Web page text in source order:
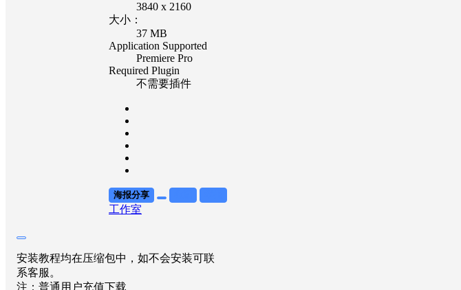
3840 x 2160
大小：
37 MB
Application Supported
Premiere Pro
Required Plugin
不需要插件
海报分享
工作室
安装教程均在压缩包中，如不会安装可联
系客服。
注：普通用户充值下载